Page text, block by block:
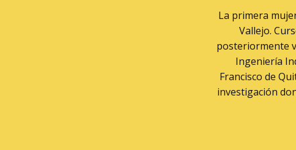
La primera
Vallejo.
posteriormente
Ingeniería
Francisco de
investigación